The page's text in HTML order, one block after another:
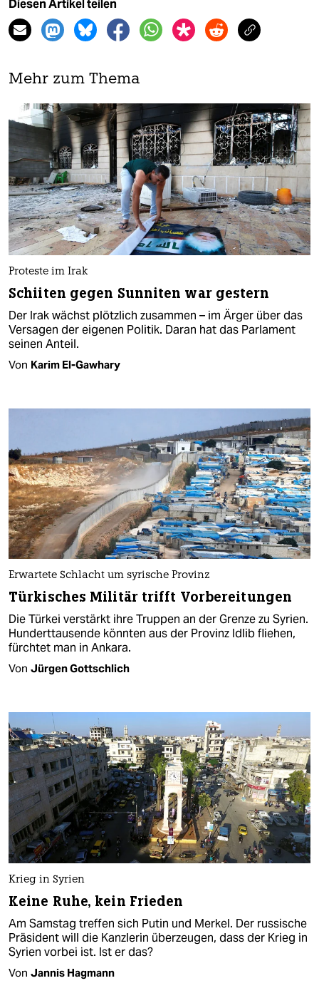
Diesen Artikel teilen
Mehr zum Thema
Proteste im Irak
Schiiten gegen Sunniten war gestern
Der Irak wächst plötzlich zusammen – im Ärger über das
Versagen der eigenen Politik. Daran hat das Parlament
seinen Anteil.
Von Karim El-Gawhary
Erwartete Schlacht um syrische Provinz
Türkisches Militär trifft Vorbereitungen
Die Türkei verstärkt ihre Truppen an der Grenze zu Syrien.
Hunderttausende könnten aus der Provinz Idlib fliehen,
fürchtet man in Ankara.
Von Jürgen Gottschlich
Krieg in Syrien
Keine Ruhe, kein Frieden
Am Samstag treffen sich Putin und Merkel. Der russische
Präsident will die Kanzlerin überzeugen, dass der Krieg in
Syrien vorbei ist. Ist er das?
Von Jannis Hagmann